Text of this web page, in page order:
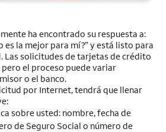
ha encontrado su respuesta a:
es la mejor para mí?” y está listo para
Las solicitudes de tarjetas de crédito
el proceso puede variar
o el banco.
por Internet, tendrá que llenar
sobre usted: nombre, fecha de
de Seguro Social o número de